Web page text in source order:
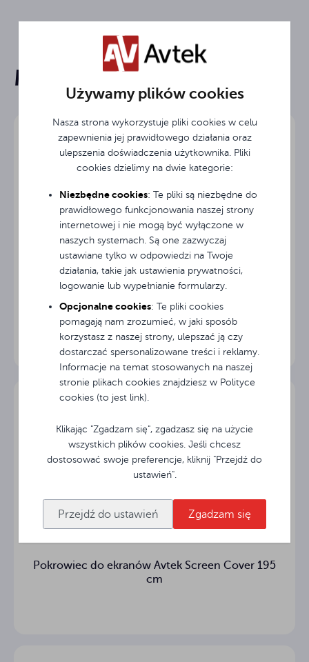
Używamy plików cookies
Nasza strona wykorzystuje pliki cookies w celu
zapewnienia jej prawidłowego działania oraz
ulepszenia doświadczenia użytkownika. Pliki
cookies dzielimy na dwie kategorie:
Niezbędne cookies: Te pliki są niezbędne do
prawidłowego funkcjonowania naszej strony
internetowej i nie mogą być wyłączone w
naszych systemach. Są one zazwyczaj
ustawiane tylko w odpowiedzi na Twoje
działania, takie jak ustawienia prywatności,
logowanie lub wypełnianie formularzy.
Opcjonalne cookies: Te pliki cookies
pomagają nam zrozumieć, w jaki sposób
korzystasz z naszej strony, ulepszać ją czy
dostarczać spersonalizowane treści i reklamy.
Informacje na temat stosowanych na naszej
stronie plikach cookies znajdziesz w Polityce
cookies (to jest link).
Klikając "Zgadzam się", zgadzasz się na użycie
wszystkich plików cookies. Jeśli chcesz
dostosować swoje preferencje, kliknij "Przejdź do
ustawień".
Przejdź do ustawień Zgadzam się
Na trójnogu
obrazu
Szerokość
200 cm
Wysokość
200 cm
Szerokość
obrazu
200 cm
Wysokość
obrazu
200 cm
Rodzaj
powierzchni
Matt White
Kąt widzenia 160° °
Przekrój
kasety
ø6.5 cm
Waga (netto) 8.6 kg
Materiał
stal
opakowaniem)
9.8 kg
(lata)
Dane Techniczne / Technical Data / Technische Daten
Mogą Cię zainteresować
Pokrowiec do ekranów Avtek Screen Cover 195
cm